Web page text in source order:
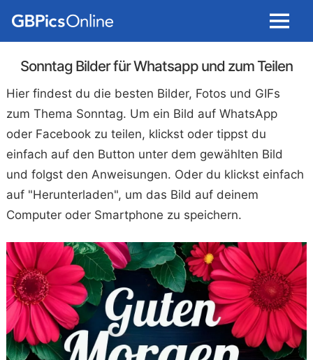
Menu
Sonntag Bilder für Whatsapp und zum Teilen
Hier findest du die besten Bilder, Fotos und GIFs
zum Thema Sonntag. Um ein Bild auf WhatsApp
oder Facebook zu teilen, klickst oder tippst du
einfach auf den Button unter dem gewählten Bild
und folgst den Anweisungen. Oder du klickst einfach
auf "Herunterladen", um das Bild auf deinem
Computer oder Smartphone zu speichern.